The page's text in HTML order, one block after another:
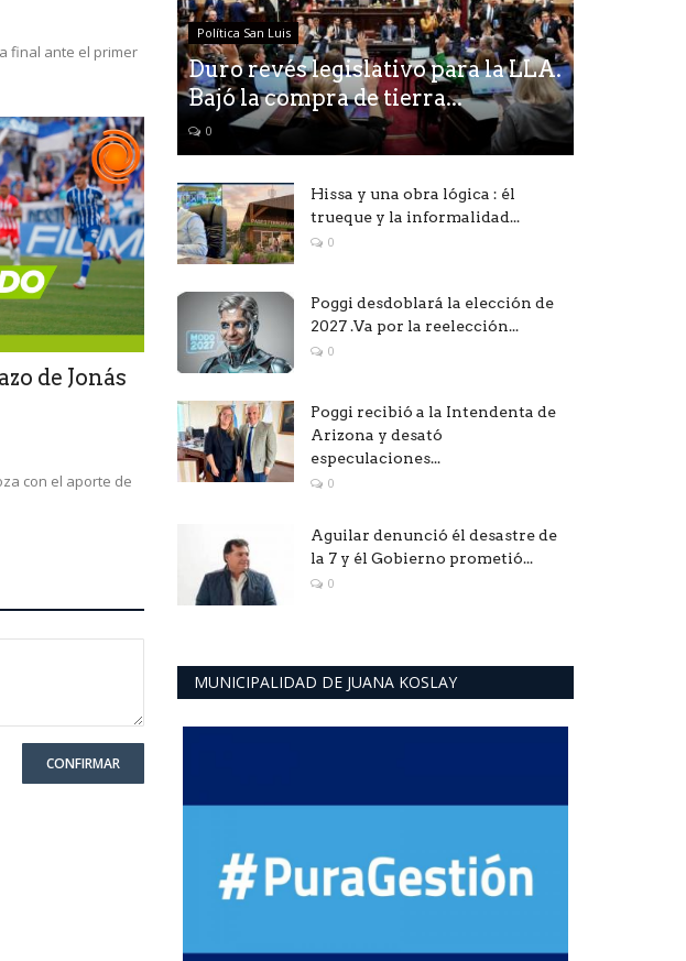
final ante el primer
de Jonás
con el aporte de
CONFIRMAR
Política San Luis
Duro revés legislativo para la LLA.
Bajó la compra de tierra...
0
Hissa y una obra lógica : él
trueque y la informalidad...
0
Poggi desdoblará la elección de
2027 .Va por la reelección...
0
Poggi recibió a la Intendenta de
Arizona y desató
especulaciones...
0
Aguilar denunció él desastre de
la 7 y él Gobierno prometió...
0
MUNICIPALIDAD DE JUANA KOSLAY